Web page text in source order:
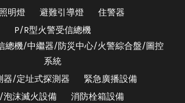
明燈
避難引導燈
住警器
P/R型火警受信總機
總機/中繼器/防災中心/火警綜合盤/圖控
系統
器/定址式探測器
緊急廣播設備
泡沫滅火設備
消防栓箱設備